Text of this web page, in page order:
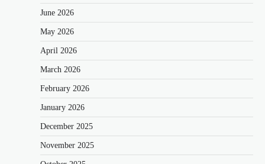
June 2026
May 2026
April 2026
March 2026
February 2026
January 2026
December 2025
November 2025